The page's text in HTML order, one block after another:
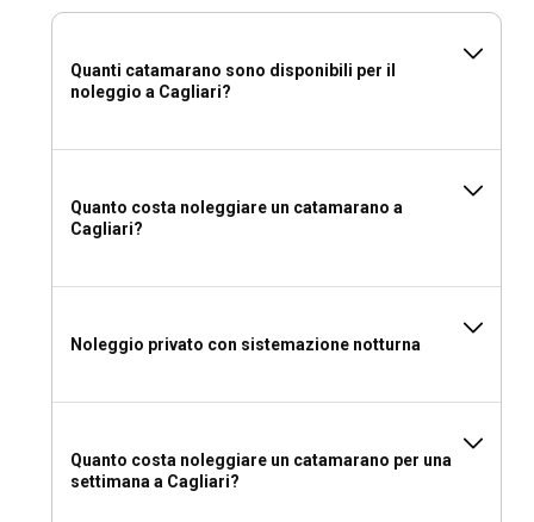
con indumenti più caldi per i mesi più freschi. Non
dimenticare il costume da bagno, la protezione solare, così
Quanti catamarano sono disponibili per il
noleggio a Cagliari?
Quanto costa noleggiare un catamarano a
Cagliari?
Noleggio privato con sistemazione notturna
Quanto costa noleggiare un catamarano per una
settimana a Cagliari?